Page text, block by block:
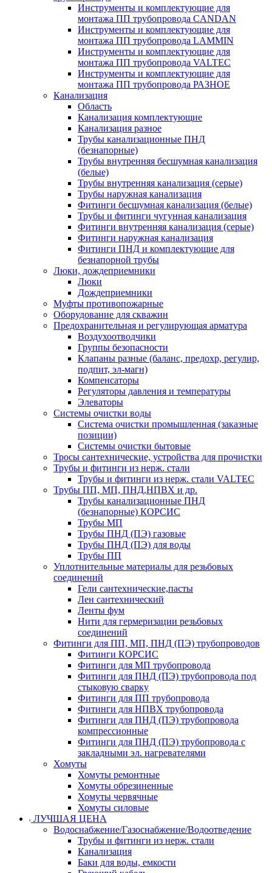
Инструменты и комплектующие для
монтажа ПП трубопровода CANDAN
Инструменты и комплектующие для
монтажа ПП трубопровода LAMMIN
Инструменты и комплектующие для
монтажа ПП трубопровода VALTEC
Инструменты и комплектующие для
монтажа ПП трубопровода РАЗНОЕ
Канализация
Область
Канализация комплектующие
Канализация разное
Трубы канализационные ПНД
(безнапорные)
Трубы внутренняя бесшумная канализация
(белые)
Трубы внутренняя канализация (серые)
Трубы наружная канализация
Фитинги бесшумная канализация (белые)
Трубы и фитинги чугунная канализация
Фитинги внутренняя канализация (серые)
Фитинги наружная канализация
Фитинги ПНД и комплектующие для
безнапорной трубы
Люки, дождеприемники
Люки
Дождеприемники
Муфты противопожарные
Оборудование для скважин
Предохранительная и регулирующая арматура
Воздухоотводчики
Группы безопасности
Клапаны разные (баланс, предохр, регулир,
подпит, эл-магн)
Компенсаторы
Регуляторы давления и температуры
Элеваторы
Системы очистки воды
Система очистки промышленная (заказные
позиции)
Системы очистки бытовые
Тросы сантехнические, устройства для прочистки
Трубы и фитинги из нерж. стали
Трубы и фитинги из нерж. стали VALTEC
Трубы ПП, МП, ПНД,НПВХ и др.
Трубы канализационные ПНД
(безнапорные) КОРСИС
Трубы МП
Трубы ПНД (ПЭ) газовые
Трубы ПНД (ПЭ) для воды
Трубы ПП
Уплотнительные материалы для резьбовых
соединений
Гели сантехнические,пасты
Лен сантехнический
Ленты фум
Нити для гермеризации резьбовых
соединений
Фитинги для ПП, МП, ПНД (ПЭ) трубопроводов
Фитинги КОРСИС
Фитинги для МП трубопровода
Фитинги для ПНД (ПЭ) трубопровода под
стыковую сварку
Фитинги для ПП трубопровода
Фитинги для НПВХ трубопровода
Фитинги для ПНД (ПЭ) трубопровода
компрессионные
Фитинги для ПНД (ПЭ) трубопровода с
закладными эл. нагревателями
Хомуты
Хомуты ремонтные
Хомуты обрезиненные
Хомуты червячные
Хомуты силовые
ЛУЧШАЯ ЦЕНА
Водоснабжение/Газоснабжение/Водоотведение
Трубы и фитинги из нерж. стали
Канализация
Баки для воды, емкости